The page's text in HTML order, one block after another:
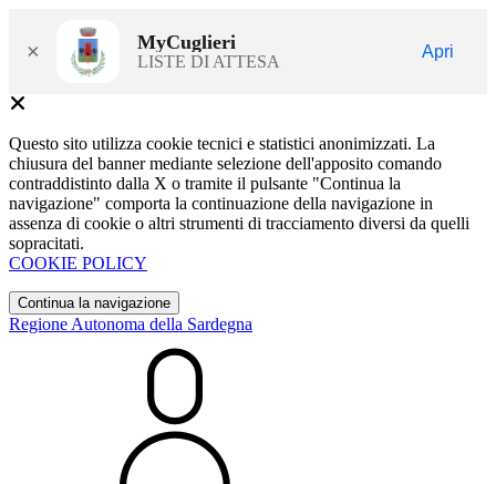
× MyCuglieri
LISTE DI ATTESA
Apri
Questo sito utilizza cookie tecnici e statistici anonimizzati. La
chiusura del banner mediante selezione dell'apposito comando
contraddistinto dalla X o tramite il pulsante "Continua la
navigazione" comporta la continuazione della navigazione in
assenza di cookie o altri strumenti di tracciamento diversi da quelli
sopracitati.
COOKIE POLICY
Continua la navigazione
Regione Autonoma della Sardegna